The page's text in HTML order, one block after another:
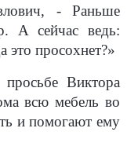
- Раньше
А сейчас ведь:
это просохнет?»
Виктора
всю мебель во
и помогают ему